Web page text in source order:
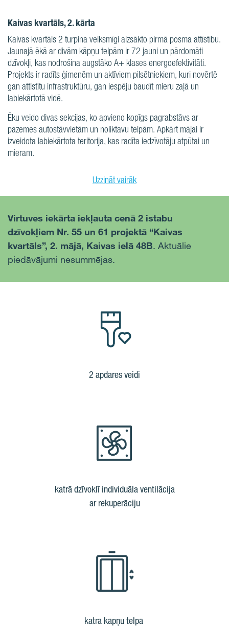
Kaivas kvartāls, 2. kārta
Kaivas kvartāls 2 turpina veiksmīgi aizsākto pirmā posma attīstību.
Jaunajā ēkā ar divām kāpņu telpām ir 72 jauni un pārdomāti
dzīvokļi, kas nodrošina augstāko A+ klases energoefektivitāti.
Projekts ir radīts ģimenēm un aktīviem pilsētniekiem, kuri novērtē
gan attīstītu infrastruktūru, gan iespēju baudīt mieru zaļā un
labiekārtotā vidē.
Ēku veido divas sekcijas, ko apvieno kopīgs pagrabstāvs ar
pazemes autostāvvietām un noliktavu telpām. Apkārt mājai ir
izveidota labiekārtota teritorija, kas radīta iedzīvotāju atpūtai un
mieram.
Uzzināt vairāk
Virtuves iekārta iekļauta cenā 2 istabu
dzīvokļiem Nr. 55 un 61 projektā “Kaivas
kvartāls”, 2. mājā, Kaivas ielā 48B. Aktuālie
piedāvājumi nesummējas.
2 apdares veidi
katrā dzīvoklī individuāla ventilācija
ar rekuperāciju
katrā kāpņu telpā